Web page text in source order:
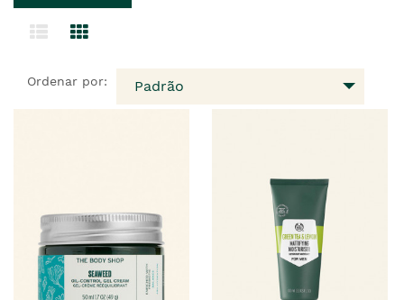
Ordenar por: Padrão